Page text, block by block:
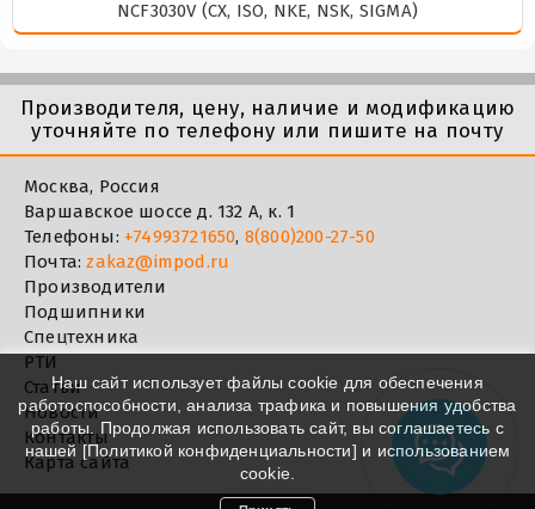
NCF3030V (CX, ISO, NKE, NSK, SIGMA)
Производителя, цену, наличие и модификацию
уточняйте по телефону или пишите на почту
Москва, Россия
Варшавское шоссе д. 132 А, к. 1
Телефоны: +74993721650, 8(800)200-27-50
Почта:zakaz@impod.ru
Производители
Подшипники
Спецтехника
РТИ
Статьи
Новости
Контакты
Карта сайта
Наш сайт использует файлы cookie для обеспечения
работоспособности, анализа трафика и повышения удобства
работы. Продолжая использовать сайт, вы соглашаетесь с
нашей [Политикой конфиденциальности] и использованием
cookie.